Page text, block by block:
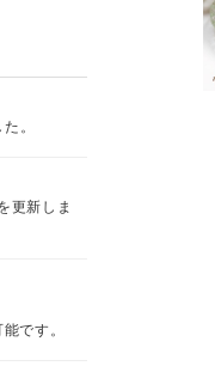
。
更新しま
です。